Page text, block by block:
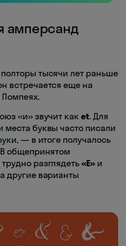
амперсанд
тысячи лет раньше
встречается еще на
«и» звучит какet. Для
места буквы часто писали
— в итоге получалось
общепринятом
разглядеть«E» и
другие варианты